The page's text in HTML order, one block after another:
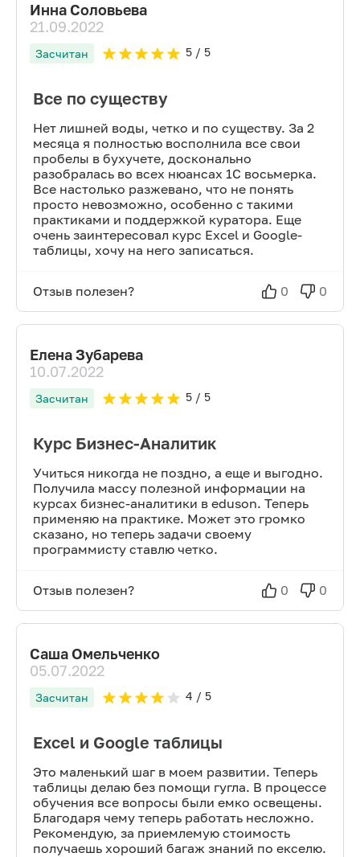
Инна Соловьева
21.09.2022
Засчитан 5/ 5
Все по существу
Нет лишней воды, четко и по существу. За 2
месяца я полностью восполнила все свои
пробелы в бухучете, досконально
разобралась во всех нюансах 1С восьмерка.
Все настолько разжевано, что не понять
просто невозможно, особенно с такими
практиками и поддержкой куратора. Еще
очень заинтересовал курс Excel и Google-
таблицы, хочу на него записаться.
Отзыв полезен? 0 0
Елена Зубарева
10.07.2022
Засчитан 5/ 5
Курс Бизнес-Аналитик
Учиться никогда не поздно, а еще и выгодно.
Получила массу полезной информации на
курсах бизнес-аналитики в eduson. Теперь
применяю на практике. Может это громко
сказано, но теперь задачи своему
программисту ставлю четко.
Отзыв полезен? 0 0
Саша Омельченко
05.07.2022
Засчитан 4 / 5
Excel и Google таблицы
Это маленький шаг в моем развитии. Теперь
таблицы делаю без помощи гугла. В процессе
обучения все вопросы были емко освещены.
Благодаря чему теперь работать несложно.
Рекомендую, за приемлемую стоимость
получаешь хороший багаж знаний по екселю.